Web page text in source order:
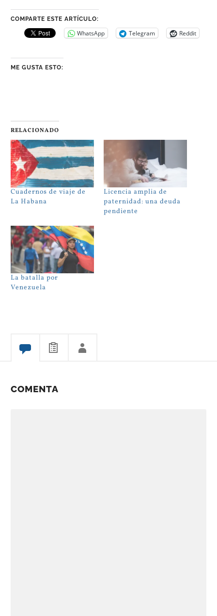
COMPARTE ESTE ARTÍCULO:
WhatsApp Telegram Reddit
ME GUSTA ESTO:
RELACIONADO
Cuadernos de viaje de
La Habana
Licencia amplia de
paternidad: una deuda
pendiente
La batalla por
Venezuela
COMENTA